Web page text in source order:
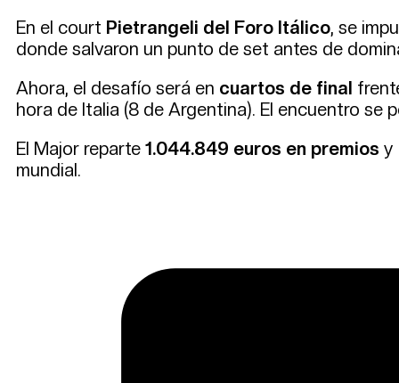
En el court Pietrangeli del Foro Itálico, se
donde salvaron un punto de set antes de
Ahora, el desafío será en cuartos de final
hora de Italia (8 de Argentina). El encuentro se
El Major reparte 1.044.849 euros en premios y
mundial.